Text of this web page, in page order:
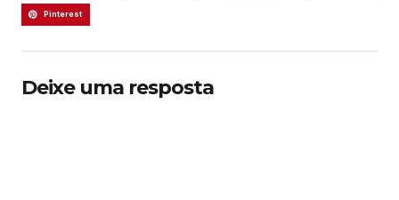
Pinterest
Deixe uma resposta